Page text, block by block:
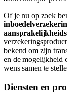
Of je nu op zoek
bekend om zijn
en de mogelijkheid
wens samen te
Diensten en